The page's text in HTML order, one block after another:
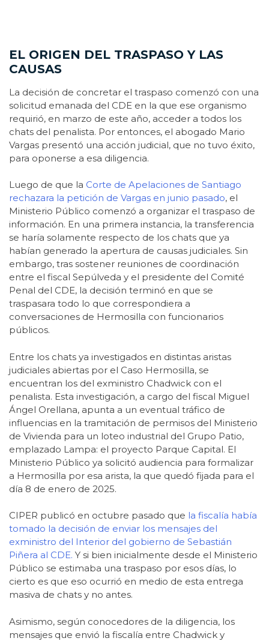
EL ORIGEN DEL TRASPASO Y LAS
CAUSAS
La decisión de concretar el traspaso comenzó con una
solicitud emanada del CDE en la que ese organismo
requirió, en marzo de este año, acceder a todos los
chats del penalista. Por entonces, el abogado Mario
Vargas presentó una acción judicial, que no tuvo éxito,
para oponerse a esa diligencia.
Luego de que la Corte de Apelaciones de Santiago
rechazara la petición de Vargas en junio pasado, el
Ministerio Público comenzó a organizar el traspaso de
información. En una primera instancia, la transferencia
se haría solamente respecto de los chats que ya
habían generado la apertura de causas judiciales. Sin
embargo, tras sostener reuniones de coordinación
entre el fiscal Sepúlveda y el presidente del Comité
Penal del CDE, la decisión terminó en que se
traspasara todo lo que correspondiera a
conversaciones de Hermosilla con funcionarios
públicos.
Entre los chats ya investigados en distintas aristas
judiciales abiertas por el Caso Hermosilla, se
encuentran los del exministro Chadwick con el
penalista. Esta investigación, a cargo del fiscal Miguel
Ángel Orellana, apunta a un eventual tráfico de
influencias en la tramitación de permisos del Ministerio
de Vivienda para un loteo industrial del Grupo Patio,
emplazado Lampa: el proyecto Parque Capital. El
Ministerio Público ya solicitó audiencia para formalizar
a Hermosilla por esa arista, la que quedó fijada para el
día 8 de enero de 2025.
CIPER publicó en octubre pasado que la fiscalía había
tomado la decisión de enviar los mensajes del
exministro del Interior del gobierno de Sebastián
Piñera al CDE. Y si bien inicialmente desde el Ministerio
Público se estimaba una traspaso por esos días, lo
cierto es que eso ocurrió en medio de esta entrega
masiva de chats y no antes.
Asimismo, según conocedores de la diligencia, los
mensajes que envió la fiscalía entre Chadwick y